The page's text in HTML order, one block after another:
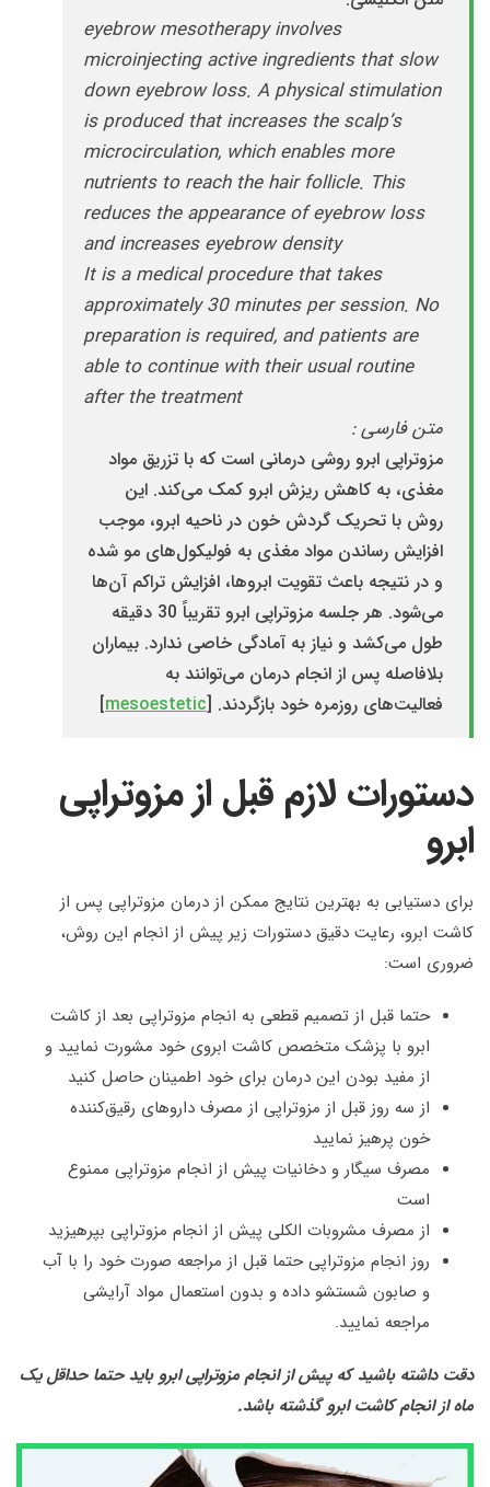
eyebrow mesotherapy involves
microinjecting active ingredients that slow
down eyebrow loss. A physical stimulation
is produced that increases the scalp’s
microcirculation, which enables more
nutrients to reach the hair follicle. This
reduces the appearance of eyebrow loss
and increases eyebrow density
It is a medical procedure that takes
approximately 30 minutes per session. No
preparation is required, and patients are
able to continue with their usual routine
after the treatment
متن فارسی :
مزوتراپی ابرو روشی درمانی است که با تزریق مواد
مغذی، به کاهش ریزش ابرو کمک می‌کند. این
روش با تحریک گردش خون در ناحیه ابرو، موجب
افزایش رساندن مواد مغذی به فولیکول‌های مو شده
و در نتیجه باعث تقویت ابروها، افزایش تراکم آن‌ها
می‌شود. هر جلسه مزوتراپی ابرو تقریباً 30 دقیقه
طول می‌کشد و نیاز به آمادگی خاصی ندارد. بیماران
بلافاصله پس از انجام درمان می‌توانند به
فعالیت‌های روزمره خود بازگردند. [mesoestetic
]
دستورات لازم قبل از مزوتراپی
ابرو
برای دستیابی به بهترین نتایج ممکن از درمان مزوتراپی پس از
کاشت ابرو، رعایت دقیق دستورات زیر پیش از انجام این روش،
ضروری است:
حتما قبل از تصمیم قطعی به انجام مزوتراپی بعد از کاشت
ابرو با پزشک متخصص کاشت ابروی خود مشورت نمایید و
از مفید بودن این درمان برای خود اطمینان حاصل کنید
از سه روز قبل از مزوتراپی از مصرف داروهای رقیق‌کننده
خون پرهیز نمایید
مصرف سیگار و دخانیات پیش از انجام مزوتراپی ممنوع
است
از مصرف مشروبات الکلی پیش از انجام مزوتراپی بپرهیزید
روز انجام مزوتراپی حتما قبل از مراجعه صورت خود را با آب
و صابون شستشو داده و بدون استعمال مواد آرایشی
مراجعه نمایید.
دقت داشته باشید که پیش از انجام مزوتراپی ابرو باید حتما حداقل یک
ماه از انجام کاشت ابرو گذشته باشد.